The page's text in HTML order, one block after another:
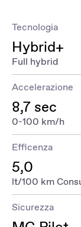
Tecnologia
Hybrid+
Full hybrid
Accelerazione
8,7 sec
0-100 km/h
Efficenza
5,0
lt/100 km
Sicurezza